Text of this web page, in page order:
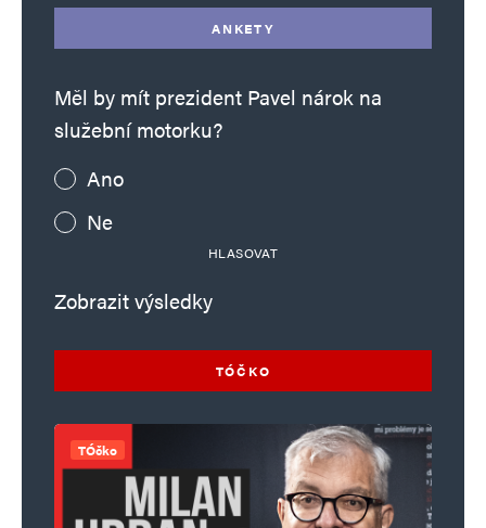
ANKETY
Měl by mít prezident Pavel nárok na
služební motorku?
Ano
Ne
HLASOVAT
Zobrazit výsledky
TÓČKO
TÓčko